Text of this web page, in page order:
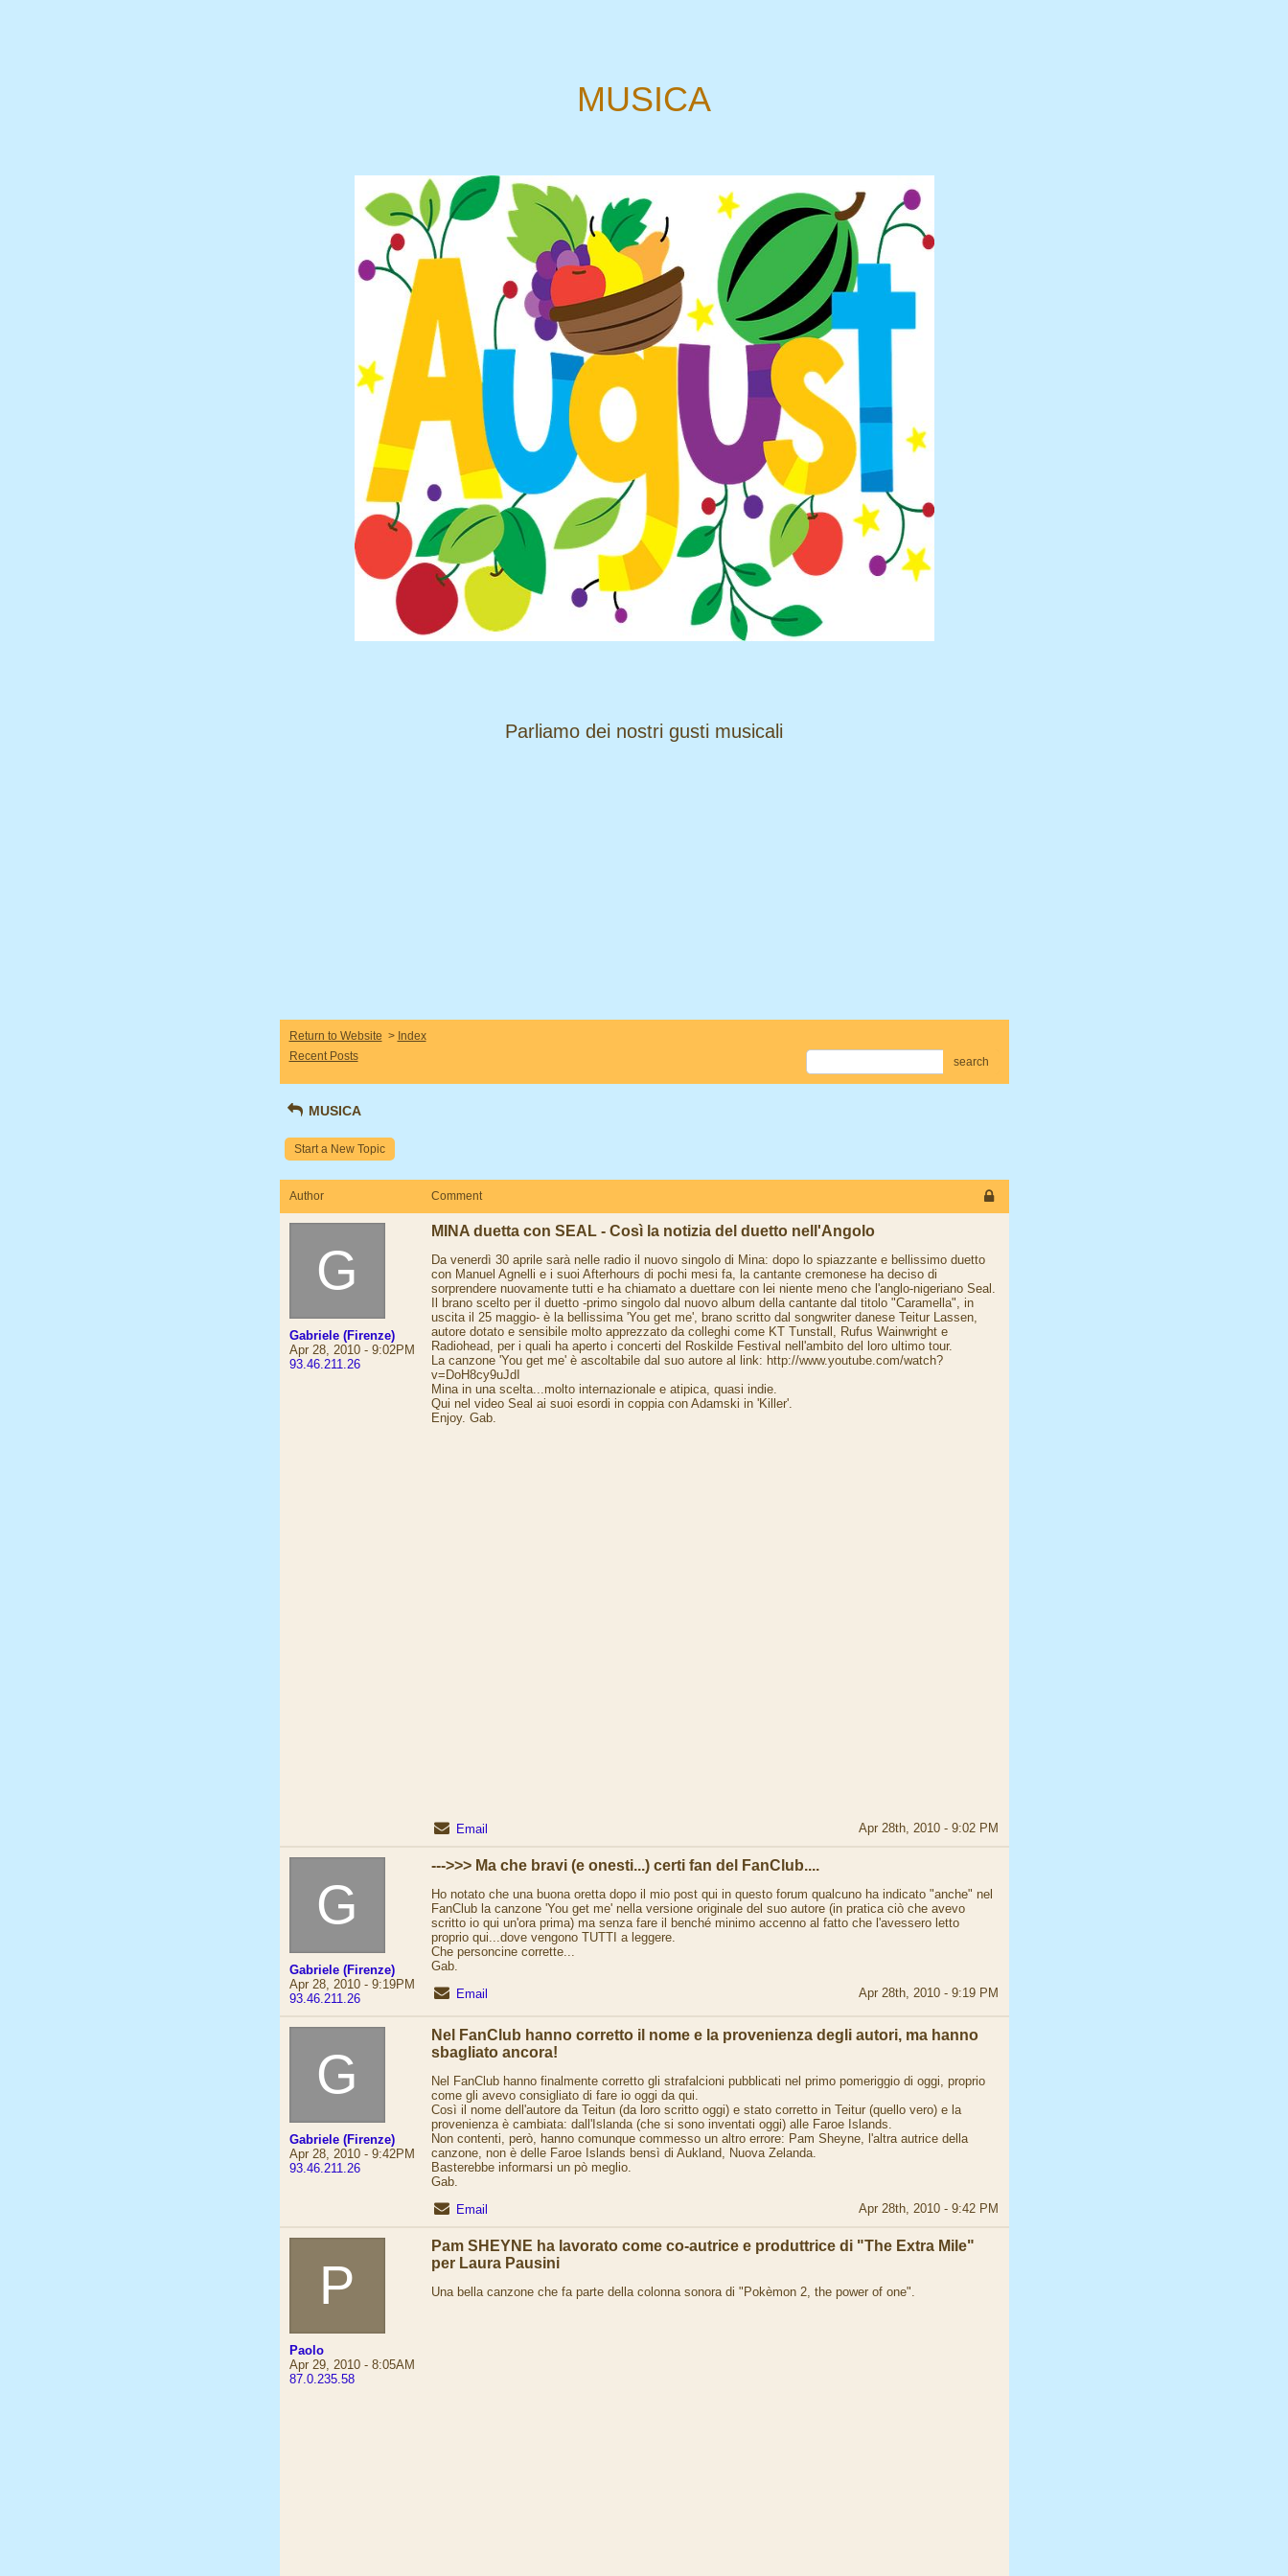
MUSICA
​​​​​​​Parliamo dei nostri gusti musicali
Return to Website > Index
Recent Posts
search
MUSICA
Start a New Topic
Author Comment
G
Gabriele (Firenze)
Apr 28, 2010 - 9:02PM
93.46.211.26
MINA duetta con SEAL - Così la notizia del duetto nell'Angolo
Da venerdì 30 aprile sarà nelle radio il nuovo singolo di Mina: dopo lo spiazzante e bellissimo duetto
con Manuel Agnelli e i suoi Afterhours di pochi mesi fa, la cantante cremonese ha deciso di
sorprendere nuovamente tutti e ha chiamato a duettare con lei niente meno che l'anglo-nigeriano Seal.
Il brano scelto per il duetto -primo singolo dal nuovo album della cantante dal titolo "Caramella", in
uscita il 25 maggio- è la bellissima 'You get me', brano scritto dal songwriter danese Teitur Lassen,
autore dotato e sensibile molto apprezzato da colleghi come KT Tunstall, Rufus Wainwright e
Radiohead, per i quali ha aperto i concerti del Roskilde Festival nell'ambito del loro ultimo tour.
La canzone 'You get me' è ascoltabile dal suo autore al link: http://www.youtube.com/watch?
v=DoH8cy9uJdI
Mina in una scelta...molto internazionale e atipica, quasi indie.
Qui nel video Seal ai suoi esordi in coppia con Adamski in 'Killer'.
Enjoy. Gab.
Email Apr 28th, 2010 - 9:02 PM
G
Gabriele (Firenze)
Apr 28, 2010 - 9:19PM
93.46.211.26
--->>> Ma che bravi (e onesti...) certi fan del FanClub....
Ho notato che una buona oretta dopo il mio post qui in questo forum qualcuno ha indicato "anche" nel
FanClub la canzone 'You get me' nella versione originale del suo autore (in pratica ciò che avevo
scritto io qui un'ora prima) ma senza fare il benché minimo accenno al fatto che l'avessero letto
proprio qui...dove vengono TUTTI a leggere.
Che personcine corrette...
Gab.
Email
Apr 28th, 2010 - 9:19 PM
G
Gabriele (Firenze)
Apr 28, 2010 - 9:42PM
93.46.211.26
Nel FanClub hanno corretto il nome e la provenienza degli autori, ma hanno
sbagliato ancora!
Nel FanClub hanno finalmente corretto gli strafalcioni pubblicati nel primo pomeriggio di oggi, proprio
come gli avevo consigliato di fare io oggi da qui.
Così il nome dell'autore da Teitun (da loro scritto oggi) e stato corretto in Teitur (quello vero) e la
provenienza è cambiata: dall'Islanda (che si sono inventati oggi) alle Faroe Islands.
Non contenti, però, hanno comunque commesso un altro errore: Pam Sheyne, l'altra autrice della
canzone, non è delle Faroe Islands bensì di Aukland, Nuova Zelanda.
Basterebbe informarsi un pò meglio.
Gab.
Email
Apr 28th, 2010 - 9:42 PM
P
Paolo
Apr 29, 2010 - 8:05AM
87.0.235.58
Pam SHEYNE ha lavorato come co-autrice e produttrice di "The Extra Mile"
per Laura Pausini
Una bella canzone che fa parte della colonna sonora di "Pokèmon 2, the power of one".